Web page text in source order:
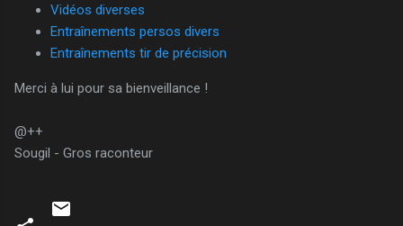
Vidéos diverses
Entraînements persos divers
Entraînements tir de précision
Merci à lui pour sa bienveillance !
@++
Sougil - Gros raconteur